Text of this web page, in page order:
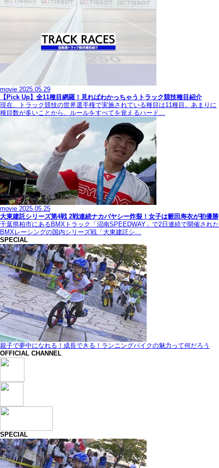
movie 2025.05.29
【Pick Up】全11種目網羅！見ればわかっちゃうトラック競技種目紹介
現在、トラック競技の世界選手権で実施されている種目は11種目。あまりに
種目数が多いことから、ルールをすべてを覚えるハード…
movie 2025.05.25
大東建託シリーズ第4戦 2戦連続ナカバヤシー炸裂！女子は籔田寿衣が初優勝
千葉県柏市にあるBMXトラック「沼南SPEEDWAY」で2日連続で開催された
BMXレーシングの国内シリーズ戦「大東建託シ…
SPECIAL
親子で夢中になれる！成長できる！ランニングバイクの魅力って何だろう
OFFICIAL CHANNEL
SPECIAL